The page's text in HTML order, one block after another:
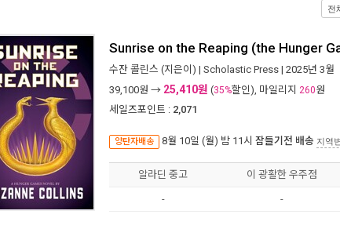
전
Sunrise on the Reaping (the Hunger
수잔 콜린스 (지은이) | Scholastic Press | 2025년 3월
39,100원 → 25,410원 (35%할인), 마일리지 260원
세일즈포인트 : 2,071
양탄자배송 8월 10일 (월) 밤 11시 잠들기전 배송 지역
알라딘 중고 이 광활한 우주점
- -